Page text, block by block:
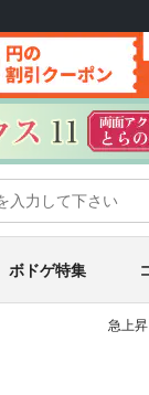
ボドゲ特集
急上